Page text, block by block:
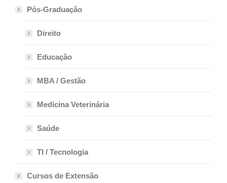
Pós-Graduação
Direito
Educação
MBA / Gestão
Medicina Veterinária
Saúde
TI / Tecnologia
Cursos de Extensão